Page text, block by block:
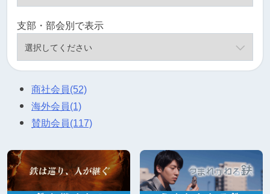
支部・部会別で表示
商社会員(52)
海外会員(1)
賛助会員(117)